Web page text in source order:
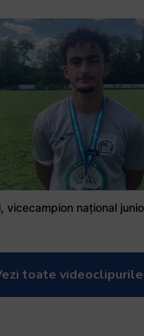
toate videoclipurile